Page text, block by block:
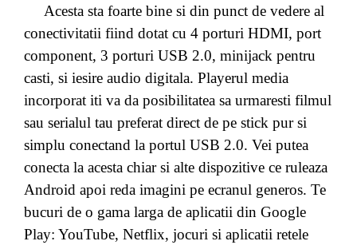
Acesta sta foarte bine si din punct de vedere al
conectivitatii fiind dotat cu 4 porturi HDMI, port
component, 3 porturi USB 2.0, minijack pentru
casti, si iesire audio digitala. Playerul media
incorporat iti va da posibilitatea sa urmaresti filmul
sau serialul tau preferat direct de pe stick pur si
simplu conectand la portul USB 2.0. Vei putea
conecta la acesta chiar si alte dispozitive ce ruleaza
Android apoi reda imagini pe ecranul generos. Te
bucuri de o gama larga de aplicatii din Google
Play: YouTube, Netflix, jocuri si aplicatii retele